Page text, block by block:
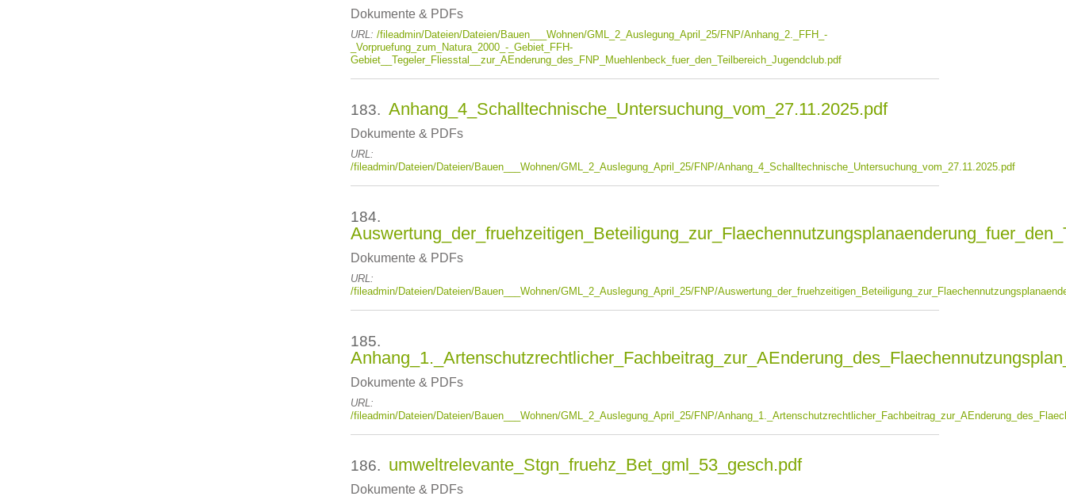
Dokumente & PDFs
URL: /fileadmin/Dateien/Dateien/Bauen___Wohnen/GML_2_Auslegung_April_25/FNP/Anhang_2._FFH_-
_Vorpruefung_zum_Natura_2000_-_Gebiet_FFH-
Gebiet__Tegeler_Fliesstal__zur_AEnderung_des_FNP_Muehlenbeck_fuer_den_Teilbereich_Jugendclub.pdf
183. Anhang_4_Schalltechnische_Untersuchung_vom_27.11.2025.pdf
Dokumente & PDFs
URL:
/fileadmin/Dateien/Dateien/Bauen___Wohnen/GML_2_Auslegung_April_25/FNP/Anhang_4_Schalltechnische_Untersuchung_vom_27.11.2025.pdf
184.
Dokumente & PDFs
URL:
/fileadmin/Dateien/Dateien/Bauen___Wohnen/GML_2_Auslegung_April_25/FNP/
185.
Dokumente & PDFs
URL:
/fileadmin/Dateien/Dateien/Bauen___Wohnen/GML_2_Auslegung_April_25/FNP/
186. umweltrelevante_Stgn_fruehz_Bet_gml_53_gesch.pdf
Dokumente & PDFs